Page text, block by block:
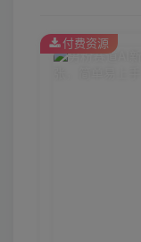
付费资源